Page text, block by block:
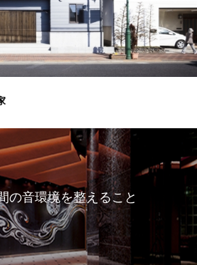
の音環境を整えること